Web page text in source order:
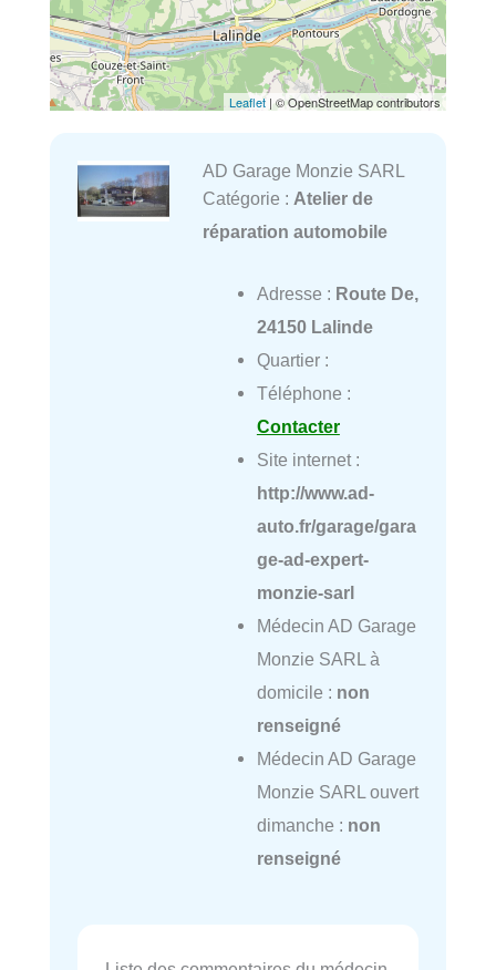
Leaflet | © OpenStreetMap contributors
AD Garage Monzie SARL
Catégorie : Atelier de
réparation automobile
Adresse : Route De,
24150 Lalinde
Quartier :
Téléphone :
Contacter
Site internet :
http://www.ad-
auto.fr/garage/gara
ge-ad-expert-
monzie-sarl
Médecin AD Garage
Monzie SARL à
domicile : non
renseigné
Médecin AD Garage
Monzie SARL ouvert
dimanche : non
renseigné